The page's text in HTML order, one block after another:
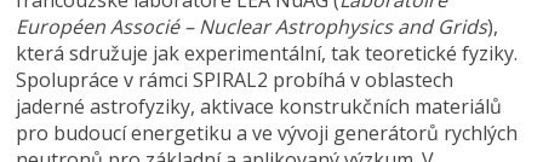
Européen Associé – Nuclear Astrophysics and Grids),
která sdružuje jak experimentální, tak teoretické fyziky.
Spolupráce v rámci SPIRAL2 probíhá v oblastech
jaderné astrofyziky, aktivace konstrukčních materiálů
pro budoucí energetiku a ve vývoji generátorů rychlých